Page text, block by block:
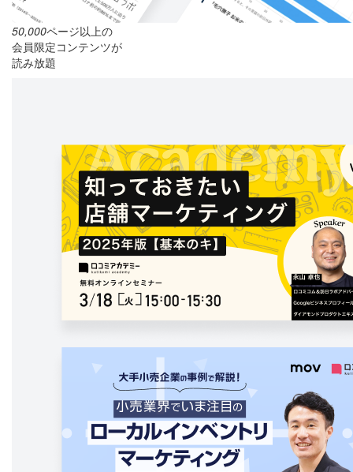
50,000ページ以上の
会員限定コンテンツが
読み放題